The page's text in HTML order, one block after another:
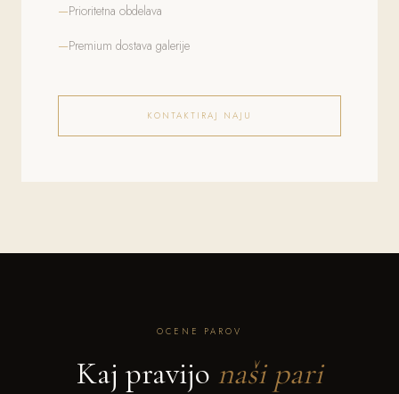
Prioritetna obdelava
Premium dostava galerije
KONTAKTIRAJ NAJU
OCENE PAROV
Kaj pravijo naši pari